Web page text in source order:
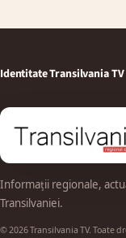
Identitate Transilvania TV
Informații regionale,
Transilvaniei.
© 2026 Transilvania TV. Toate